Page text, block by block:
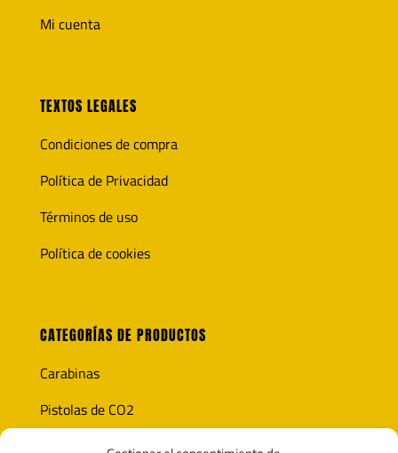
Mi cuenta
TEXTOS LEGALES
Condiciones de compra
Política de Privacidad
Términos de uso
Política de cookies
CATEGORÍAS DE PRODUCTOS
Carabinas
Pistolas de CO2